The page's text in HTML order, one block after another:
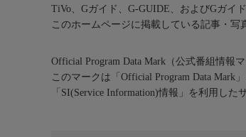
TiVo、Gガイド、G-GUIDE、およびGガイ
このホームページに掲載している記事・写
Official Program Data Mark（公式番組情報マ
このマークは「Official Program Data Mark
「SI(Service Information)情報」を利用し